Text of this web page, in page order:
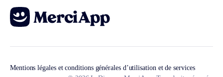
Mentions légales et conditions générales d’utilisation et de services